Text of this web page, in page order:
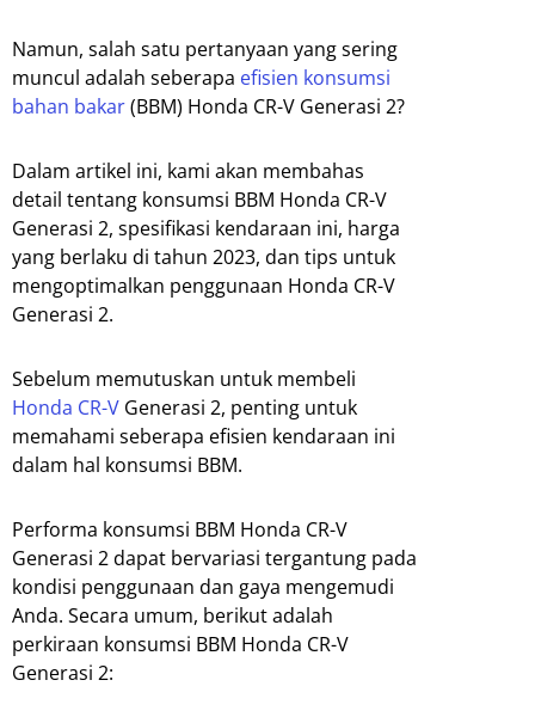
Namun, salah satu pertanyaan yang sering
muncul adalah seberapa efisien konsumsi
bahan bakar(BBM) Honda CR-V Generasi 2?
Dalam artikel ini, kami akan membahas
detail tentang konsumsi BBM Honda CR-V
Generasi 2, spesifikasi kendaraan ini, harga
yang berlaku di tahun 2023, dan tips untuk
mengoptimalkan penggunaan Honda CR-V
Generasi 2.
Sebelum memutuskan untuk membeli
Honda CR-V Generasi 2, penting untuk
memahami seberapa efisien kendaraan ini
dalam hal konsumsi BBM.
Performa konsumsi BBM Honda CR-V
Generasi 2 dapat bervariasi tergantung pada
kondisi penggunaan dan gaya mengemudi
Anda. Secara umum, berikut adalah
perkiraan konsumsi BBM Honda CR-V
Generasi 2: